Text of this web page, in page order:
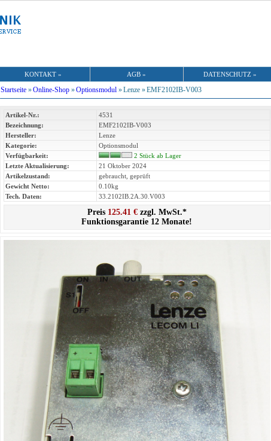
KONTAKT » AGB » DATENSCHUTZ »
Startseite»Online-Shop»Optionsmodul»Lenze »EMF2102IB-V003
Artikel-Nr.:
4531
Bezeichnung:
EMF2102IB-V003
Hersteller:
Lenze
Kategorie:
Optionsmodul
Verfügbarkeit:
2 Stück ab Lager
Letzte Aktualisierung:
21 Oktober 2024
Artikelzustand:
gebraucht, geprüft
Gewicht Netto:
0.10kg
Tech. Daten:
33.2102IB.2A.30.V003
Preis 125.41 €zzgl. MwSt.*
Funktionsgarantie 12 Monate!